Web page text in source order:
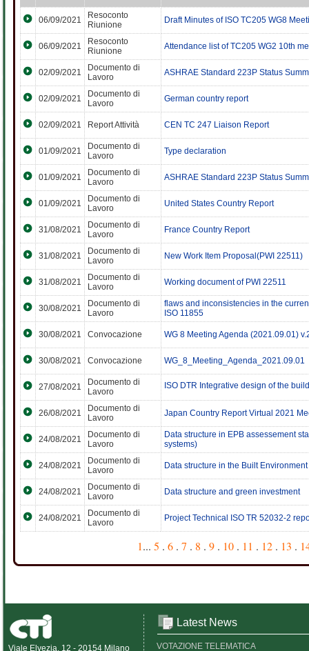
06/09/2021
Resoconto
Riunione
Draft Minutes of ISO TC205 WG8
06/09/2021
Resoconto
Riunione
Attendance list of TC205 WG2 10th
02/09/2021
Documento di
Lavoro
ASHRAE Standard 223P Status
02/09/2021
Documento di
Lavoro
German country report
02/09/2021 Report Attività CEN TC 247 Liaison Report
01/09/2021
Documento di
Lavoro
Type declaration
01/09/2021
Documento di
Lavoro
ASHRAE Standard 223P Status
01/09/2021
Documento di
Lavoro
United States Country Report
31/08/2021
Documento di
Lavoro
France Country Report
31/08/2021
Documento di
Lavoro
New Work Item Proposal(PWI 22511)
31/08/2021
Documento di
Lavoro
Working document of PWI 22511
30/08/2021
Documento di
Lavoro
flaws and inconsistencies in the
ISO 11855
30/08/2021 Convocazione WG 8 Meeting Agenda (2021.09.01)
30/08/2021 Convocazione WG_8_Meeting_Agenda_2021.09.01
27/08/2021
Documento di
Lavoro
ISO DTR Integrative design of the
26/08/2021
Documento di
Lavoro
Japan Country Report Virtual 2021
24/08/2021
Documento di
Lavoro
Data structure in EPB assessement
systems)
24/08/2021
Documento di
Lavoro
Data structure in the Built
24/08/2021
Documento di
Lavoro
Data structure and green investment
24/08/2021
Documento di
Lavoro
Project Technical ISO TR 52032-2
1... 5 . 6 . 7 . 8 . 9 . 10 . 11 . 12 . 13 .
Viale Elvezia, 12 - 20154 Milano
Latest News
VOTAZIONE TELEMATICA